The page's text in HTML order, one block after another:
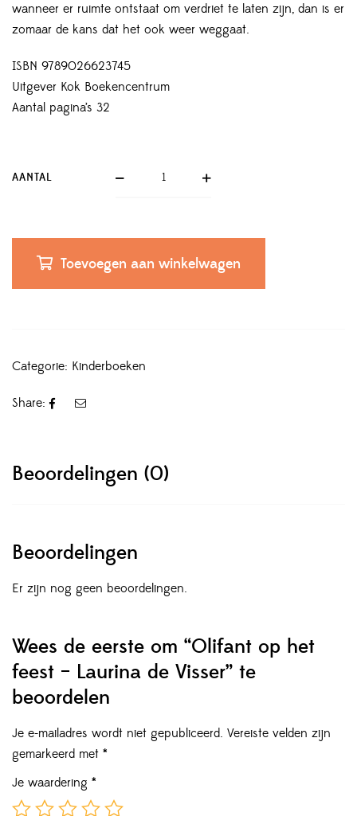
wanneer er ruimte ontstaat om verdriet te laten zijn, dan is er
zomaar de kans dat het ook weer weggaat.
ISBN 9789026623745
Uitgever Kok Boekencentrum
Aantal pagina’s 32
AANTAL
Toevoegen aan winkelwagen
Categorie: Kinderboeken
Share:
Beoordelingen (0)
Beoordelingen
Er zijn nog geen beoordelingen.
Wees de eerste om “Olifant op het
feest – Laurina de Visser” te
beoordelen
Je e-mailadres wordt niet gepubliceerd. Vereiste velden zijn
gemarkeerd met *
Je waardering *